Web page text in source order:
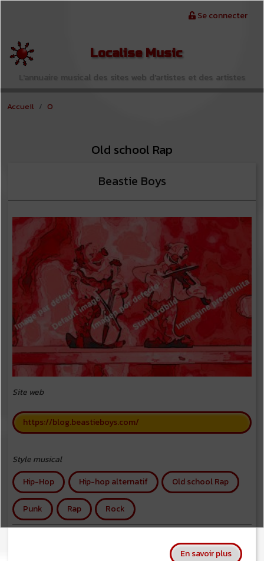
Se connecter
Localise Music
L'annuaire musical des sites web d'artistes et des artistes
Accueil O
Old school Rap
Beastie Boys
Site web
https://blog.beastieboys.com/
Style musical
Hip-Hop
Hip-hop alternatif Old school Rap
Punk Rap Rock
En savoir plussur